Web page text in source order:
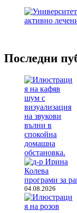
Последни
програми за
04.08.2026